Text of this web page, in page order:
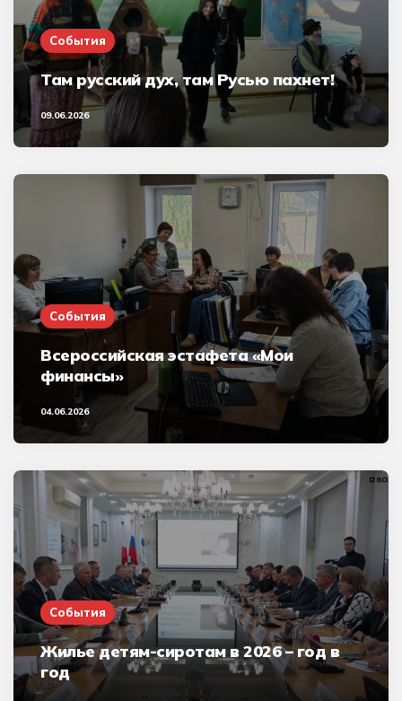
События
Там русский дух, там Русью пахнет!
09.06.2026
События
Всероссийская эстафета «Мои
финансы»
04.06.2026
События
Жилье детям-сиротам в 2026 – год в
год